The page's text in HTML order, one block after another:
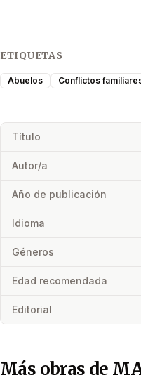
ETIQUETAS
Abuelos Conflictos
Título
Autor/a
Año de publicación
Idioma
Géneros
Edad recomendada
Editorial
Más obras de